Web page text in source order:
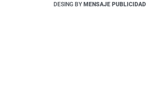
DESING BY MENSAJE PUBLICIDAD